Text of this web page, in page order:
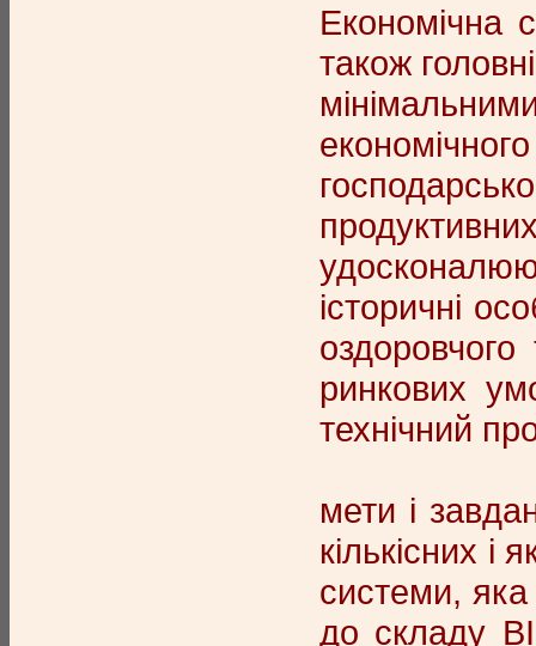
Економічна
також
історичні
ринкових
технічний
мети і
кількісних і
системи,
до складу